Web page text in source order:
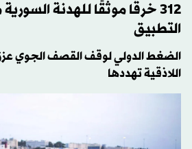
312 خرقًا موثقًا للهدنة
التطبيق
الضغط الدولي لوقف القصف الجوي
اللاذقية تهددها